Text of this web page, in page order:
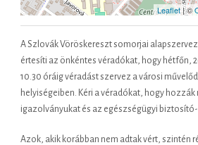
Leaflet| ©
A Szlovák Vöröskereszt somorjai
értesíti az önkéntes véradókat, hogy hétfőn,
10.30 óráig véradást szervez a városi
helyiségeiben. Kéri a véradókat, hogy
igazolványukat és az egészségügyi
Azok, akik korábban nem adtak vért, szintén